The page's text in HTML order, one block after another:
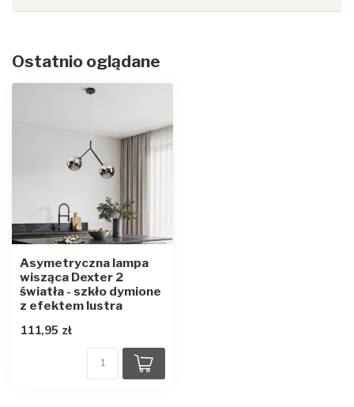
Ostatnio oglądane
Asymetryczna lampa
wisząca Dexter 2
światła - szkło dymione
z efektem lustra
111,95 zł